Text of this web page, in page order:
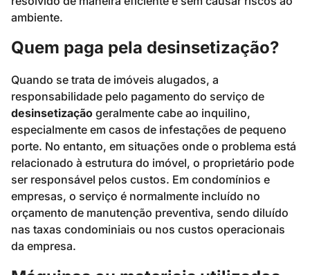
ambiente.
Quem paga pela desinsetização?
Quando se trata de imóveis alugados, a
responsabilidade pelo pagamento do serviço de
desinsetização geralmente cabe ao inquilino,
especialmente em casos de infestações de pequeno
porte. No entanto, em situações onde o problema está
relacionado à estrutura do imóvel, o proprietário pode
ser responsável pelos custos. Em condomínios e
empresas, o serviço é normalmente incluído no
orçamento de manutenção preventiva, sendo diluído
nas taxas condominiais ou nos custos operacionais
da empresa.